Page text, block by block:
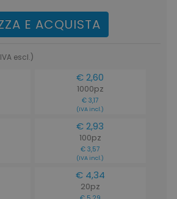
E ACQUISTA
escl.)
€ 2,60
1000pz
€ 3,17
(IVA incl.)
€ 2,93
100pz
€ 3,57
(IVA incl.)
€ 4,34
20pz